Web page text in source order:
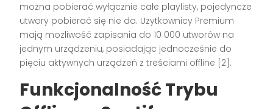
można pobierać wyłącznie całe playlisty, pojedyncze
utwory pobierać się nie da. Użytkownicy Premium
mają możliwość zapisania do 10 000 utworów na
jednym urządzeniu, posiadając jednocześnie do
pięciu aktywnych urządzeń z treściami offline [2].
Funkcjonalność Trybu